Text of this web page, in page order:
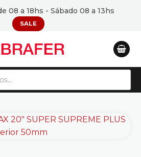
08 a 18hs - Sábado 08 a 13hs
SALE